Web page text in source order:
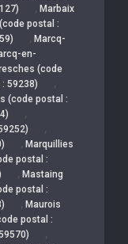
, Marbaix
postal :
, Marcq-
en-
(code
59238) ,
(code postal :
,
,
, Marquillies
postal :
, Mastaing
postal :
, Maurois
postal :
,